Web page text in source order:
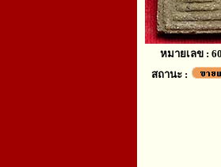
หมายเลข :
สถานะ :